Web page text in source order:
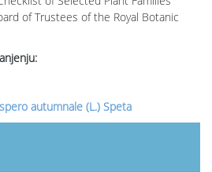
of Trustees of the Royal Botanic
autumnale (L.) Speta